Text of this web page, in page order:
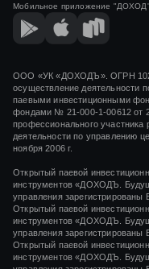
Мобильное приложение "ДОХОД'
ООО «УК «ДОХОДЪ». ОГРН
осуществление деятельности
паевыми инвестиционными
фондами № 21-000-1-00612 от
профессионального
деятельности по управлению
ноября 2006 г.
Открытый паевой
инструментов «ДОХОДЪ.
управления
Открытый паевой
инструментов «ДОХОДЪ.
управления
Открытый паевой
инструментов «ДОХОДЪ.